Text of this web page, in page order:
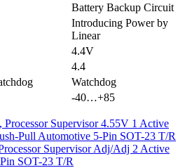
Battery Backup Circuit
Introducing Power by
Linear
4.4V
4.4
Watchdog
-40…+85
Supervisor 4.55V 1 Active
Pull Automotive 5-Pin SOT-23 T/R
Supervisor Adj/Adj 2 Active
SOT-23 T/R